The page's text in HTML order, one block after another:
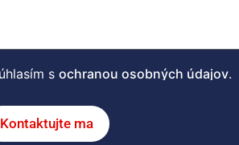
sochranou osobných údajov.
Kontaktujte ma